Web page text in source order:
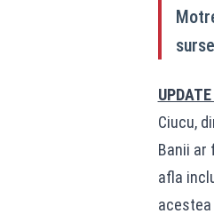
Ciucu,
Banii ar
afla